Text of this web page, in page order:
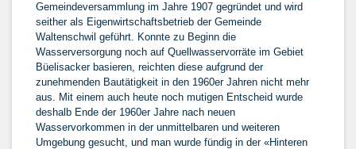
Gemeindeversammlung im Jahre 1907 gegründet und wird
seither als Eigenwirtschaftsbetrieb der Gemeinde
Waltenschwil geführt. Konnte zu Beginn die
Wasserversorgung noch auf Quellwasservorräte im Gebiet
Büelisacker basieren, reichten diese aufgrund der
zunehmenden Bautätigkeit in den 1960er Jahren nicht mehr
aus. Mit einem auch heute noch mutigen Entscheid wurde
deshalb Ende der 1960er Jahre nach neuen
Wasservorkommen in der unmittelbaren und weiteren
Umgebung gesucht, und man wurde fündig in der «Hinteren